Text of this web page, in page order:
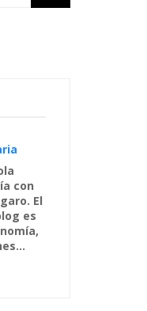
con
El
es